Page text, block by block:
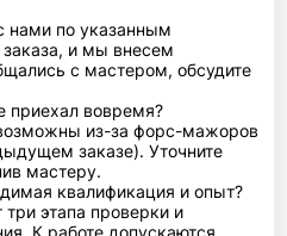
нами по указанным
и мы внесем
с мастером, обсудите
приехал вовремя?
из-за форс-мажоров
заказе). Уточните
мастеру.
квалификация и опыт?
этапа проверки и
К работе допускаются